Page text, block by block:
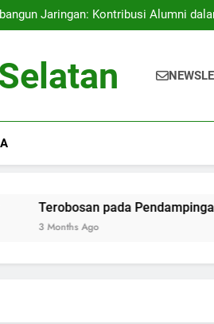
Jaringan: Kontribusi Alumni
pada Pendampingan Tugas Akhir:
Jaringan: Kontribusi Alumni
pada Pendampingan Tugas Akhir:
pada Pendampingan Tugas